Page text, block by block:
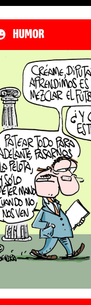
HUMOR